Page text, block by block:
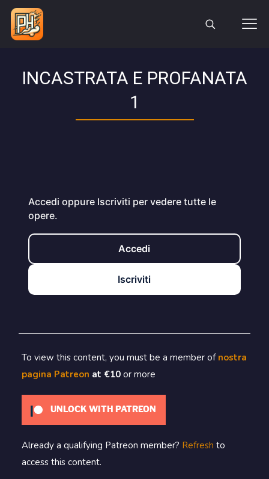
INCASTRATA E PROFANATA
1
Accedi oppure Iscriviti per vedere tutte le
opere.
Accedi
Iscriviti
To view this content, you must be a member of nostra
pagina Patreon at €10 or more
UNLOCK WITH PATREON
Already a qualifying Patreon member? Refresh to
access this content.